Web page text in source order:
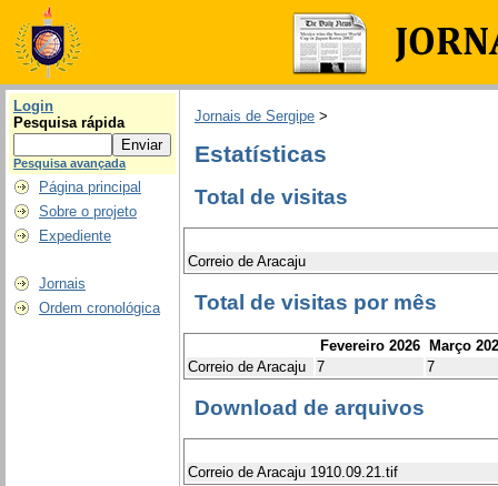
Login
Pesquisa rápida
Pesquisa avançada
Página principal
Sobre o projeto
Expediente
Jornais
Ordem cronológica
Jornais de Sergipe >
Estatísticas
Total de visitas
Correio de Aracaju
Total de visitas por mês
Fevereiro 2026 Março
Correio de Aracaju
7 7
Download de arquivos
Correio de Aracaju 1910.09.21.tif